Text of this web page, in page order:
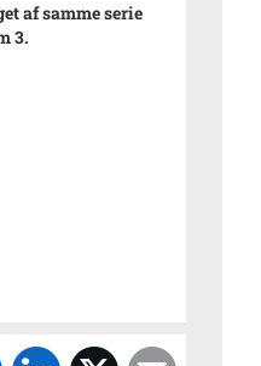
af samme serie
3.